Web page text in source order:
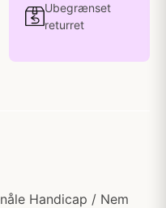
Ubegrænset
returret
Handicap / Nem